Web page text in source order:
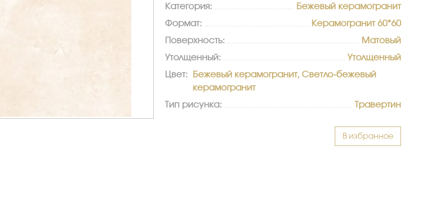
Категория:
Бежевый керамогранит
Формат:
Керамогранит 60*60
Поверхность:
Матовый
Утолщенный:
Утолщенный
Цвет:
Бежевый керамогранит, Светло-бежевый
керамогранит
Тип рисунка:
Травертин
В избранное